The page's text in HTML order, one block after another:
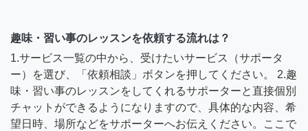
趣味・習い事のレッスンを依頼する流れは？
1.サービス一覧の中から、受けたいサービス（サポータ
ー）を選び、「依頼相談」ボタンを押してください。 2.趣
味・習い事のレッスンをしてくれるサポーターと直接個別
チャットができるようになりますので、具体的な内容、希
望日時、場所などをサポーターへお伝えください。ここで